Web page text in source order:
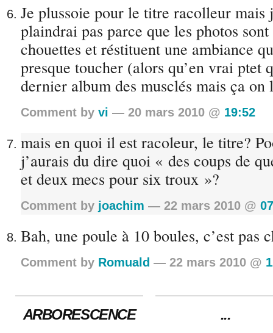
Je plussoie pour le titre racolleur mais
plaindrai pas parce que les photos
chouettes et réstituent une ambiance
presque toucher (alors qu’en vrai ptet
dernier album des musclés mais ça on
Comment byvi — 20 mars 2010 @ 19:52
mais en quoi il est racoleur, le titre?
j’aurais du dire quoi « des coups de
et deux mecs pour six troux »?
Comment by joachim — 22 mars 2010 @
Bah, une poule à 10 boules, c’est pas
Comment by Romuald — 22 mars 2010 @
ARBORESCENCE ...